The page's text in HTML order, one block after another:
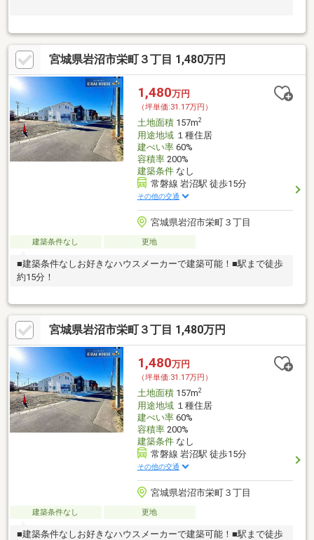
宮城県岩沼市栄町３丁目 1,480万円
1,480万円
（坪単価:31.17万円）
土地面積157m2
用途地域１種住居
建ぺい率60%
容積率200%
建築条件なし
常磐線 岩沼駅 徒歩15分
その他の交通
宮城県岩沼市栄町３丁目
建築条件なし 更地
■建築条件なしお好きなハウスメーカーで建築可能！■駅まで徒歩
約15分！
宮城県岩沼市栄町３丁目 1,480万円
1,480万円
（坪単価:31.17万円）
土地面積157m2
用途地域１種住居
建ぺい率60%
容積率200%
建築条件なし
常磐線 岩沼駅 徒歩15分
その他の交通
宮城県岩沼市栄町３丁目
建築条件なし 更地
■建築条件なしお好きなハウスメーカーで建築可能！■駅まで徒歩